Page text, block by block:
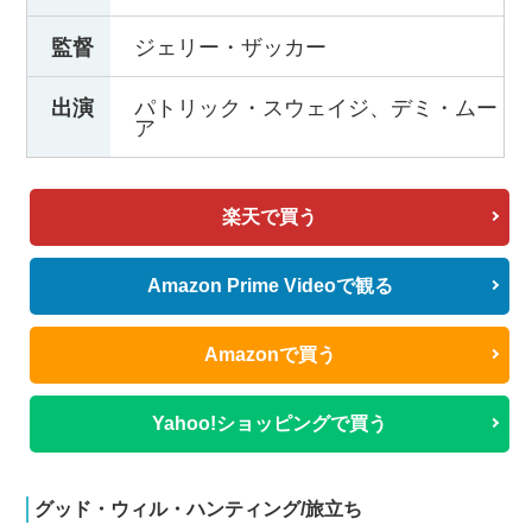
監督 ジェリー・ザッカー
出演
パトリック・スウェイジ、デミ・ムー
ア
楽天で買う
Amazon Prime Videoで観る
Amazonで買う
Yahoo!ショッピングで買う
グッド・ウィル・ハンティング/旅立ち